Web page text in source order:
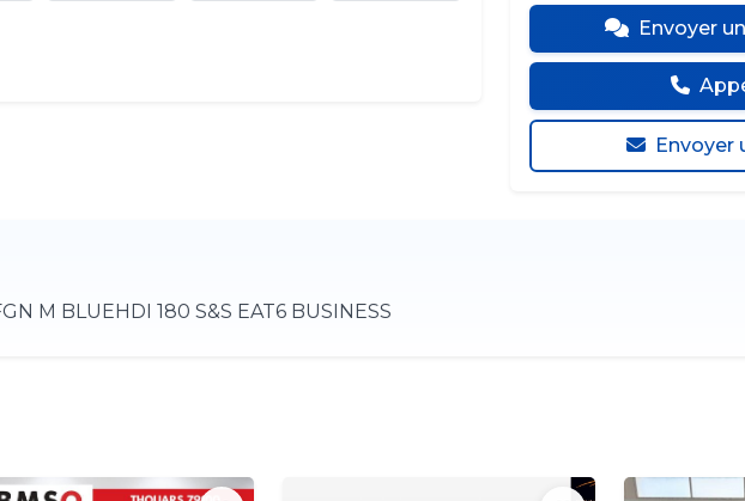
Envoyer
Envoyer
M BLUEHDI 180 S&S EAT6 BUSINESS